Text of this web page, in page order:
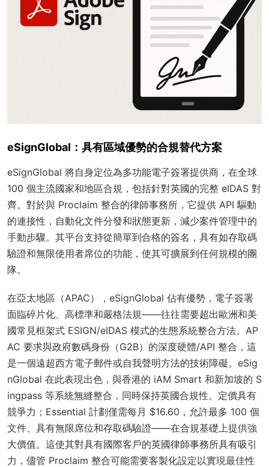
eSignGlobal：具有區域優勢的合規替代方案
eSignGlobal 將自身定位為多功能電子簽署提供商，在全球
100 個主流國家和地區合規，包括針對英國的完整 eIDAS 對
齊。對於與 Proclaim 整合的律師事務所，它提供 API 驅動
的連接性，自動化文件分發和狀態更新，減少案件管理中的
手動步驟。其平台支持從簡單到合格的簽名，具有如存取碼
驗證和無限使用者席位的功能，使其可擴展到任何規模的團
隊。
在亞太地區（APAC），eSignGlobal 佔有優勢，電子簽署
面臨碎片化、高標準和嚴格法規——往往需要超出歐洲和美
國常見框架式 ESIGN/eIDAS 模式的生態系統整合方法。AP
AC 要求與政府數碼身份（G2B）的深度硬體/API 整合，這
是一個遠超西方電子郵件或自我聲明方法的技術障礙。eSig
nGlobal 在此表現出色，與香港的 iAM Smart 和新加坡的 S
ingpass 等系統無縫整合，同時保持英國合規性。定價具有
競爭力；Essential 計劃僅需每月 $16.60，允許最多 100 個
文件、具有無限席位和存取碼驗證——在合規基礎上提供強
大價值。這使其對具有國際客戶的英國律師事務所具有吸引
力，儘管 Proclaim 整合可能需要客製化設定以實現最佳性